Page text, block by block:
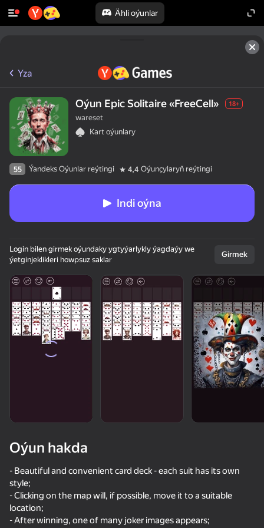
Ähli oýunlar
50+ top oýunlar, olary oýnaýar
hatda «oýnamayanlar» hem
50+ ýokary oýunlar,
olar oýnaýarlar,
Görmek
Call Metromen
42
Become the Strongest
Brainrot Evolution: Clicker
Yza
Oýun Epic Solitaire «FreeCell» 18+
wareset
Kart oýunlary
55 Ýandeks Oýunlar reýtingi 4,4 Oýunçylaryň reýtingi
Indi oýna
Login bilen girmek oýundaky ygtyýarlykly ýagdaýy we
ýetginjeklikleri howpsuz saklar
Girmek
Oýun hakda
- Beautiful and convenient card deck - each suit has its own
style;
- Clicking on the map will, if possible, move it to a suitable
location;
- After winning, one of many joker images appears;